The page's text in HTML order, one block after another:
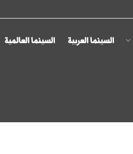
السينما العربية السينما العالمية